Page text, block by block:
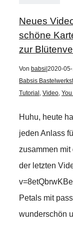
Neues
schöne
zur
Von babsi 2020-
Babsis
Tutorial , Video,
Huhu, heute
jeden Anlass
zusammen
der letzten
Petals mit
wunderschön